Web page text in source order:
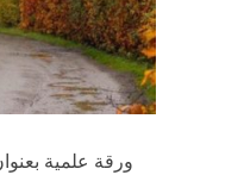
ورقة علمية